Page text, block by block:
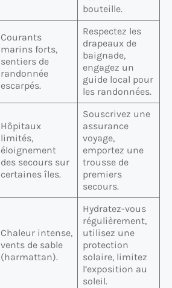
bouteille.
Courants
marins forts,
sentiers de
randonnée
escarpés.
Respectez les
drapeaux de
baignade,
engagez un
guide local pour
les randonnées.
Hôpitaux
limités,
éloignement
des secours sur
certaines îles.
Souscrivez une
assurance
voyage,
emportez une
trousse de
premiers
secours.
Chaleur intense,
vents de sable
(harmattan).
Hydratez-vous
régulièrement,
utilisez une
protection
solaire, limitez
l’exposition au
soleil.